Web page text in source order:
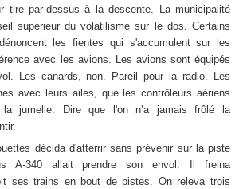
tire par-dessus à la descente. La municipalité
supérieur du volatilisme sur le dos. Certains
les fientes qui s'accumulent sur les
avec les avions. Les avions sont équipés
Les canards, non. Pareil pour la radio. Les
avec leurs ailes, que les contrôleurs aériens
la jumelle. Dire que l'on n’a jamais frôlé la
décida d'atterrir sans prévenir sur la piste
A-340 allait prendre son envol. Il freina
ses trains en bout de pistes. On releva trois